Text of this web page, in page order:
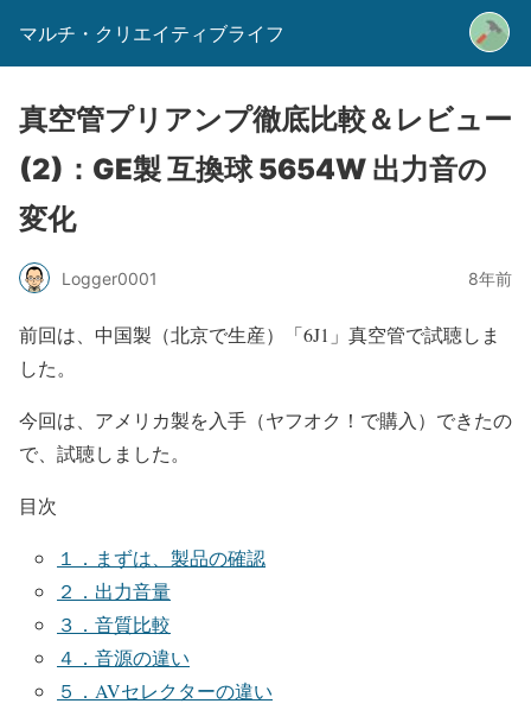
マルチ・クリエイティブライフ
真空管プリアンプ徹底比較＆レビュー
(2)：GE製 互換球 5654W 出力音の
変化
Logger0001 8年前
前回は、中国製（北京で生産）「6J1」真空管で試聴しま
した。
今回は、アメリカ製を入手（ヤフオク！で購入）できたの
で、試聴しました。
目次
１．まずは、製品の確認
２．出力音量
３．音質比較
４．音源の違い
５．AVセレクターの違い